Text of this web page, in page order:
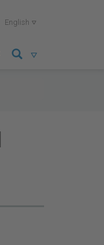
English 
